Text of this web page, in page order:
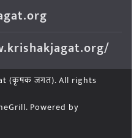
(कृषक जगत). All rights
Powered by